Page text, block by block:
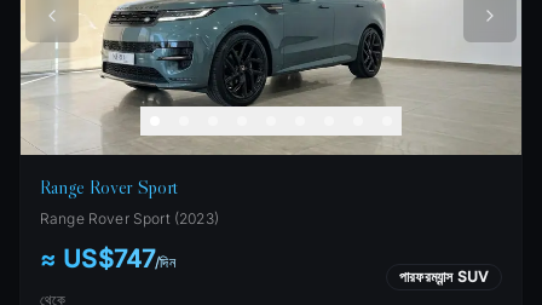
Range Rover Sport
Range Rover Sport(2023)
≈ US$747/দিন
থেকে
পারফরম্যান্স SUV